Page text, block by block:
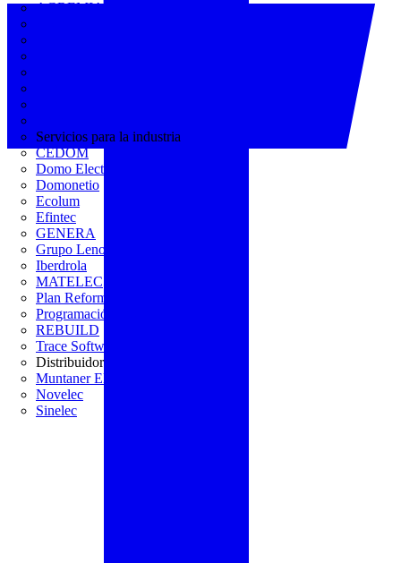
AGREMIA
Servicios para la industria
CEDOM
Domo Electra
Domonetio
Ecolum
Efintec
GENERA
Grupo Lenor
Iberdrola
MATELEC
Plan Reforma
Programación Integral
REBUILD
Trace Software
Distribuidor
Muntaner Electro
Novelec
Sinelec